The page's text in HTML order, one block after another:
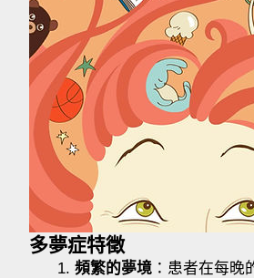
多夢症特徵
頻繁的夢境 ：患者在每晚